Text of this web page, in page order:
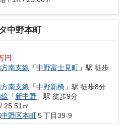
中野本町
円
南支線 「中野富士見町 」駅 徒歩
南支線 「中野新橋 」駅 徒歩8分
「新中野 」駅 徒歩9分
25.51㎡
中野区本町５丁目39-9